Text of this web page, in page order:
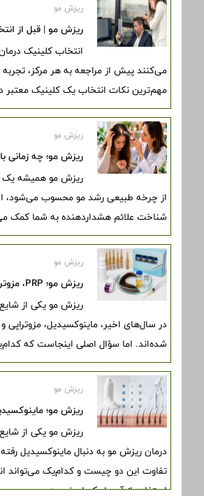
ریزش مو
ریزش مو | قبل از انتخاب
انتخاب کلینیک
می‌کنند پیش از مراجعه به هر مرکز،
مهم‌ترین نکات انتخاب یک کلینیک معتبر
ریزش مو
ریزش مو؛ چه زمانی
ریزش مو همیشه یک
از چرخه طبیعی رشد مو محسوب می‌شود،
شناخت علائم هشداردهنده به شما کمک
ریزش مو
ریزش مو؛ PRP، مزوتراپی یا ماینوکسیدیل؟ مقایسه کامل مزایا، معایب و اثربخشی درمان‌ها
ریزش مو یکی از
شده‌اند. اما سؤال اصلی اینجاست که
ریزش مو
ریزش مو؛
ریزش مو یکی از
درمان ریزش مو به دنبال ماینوکسیدیل
تفاوت این دو چیست و کدام‌یک می‌تواند
استفاده از آن‌ها یکسان نیست.